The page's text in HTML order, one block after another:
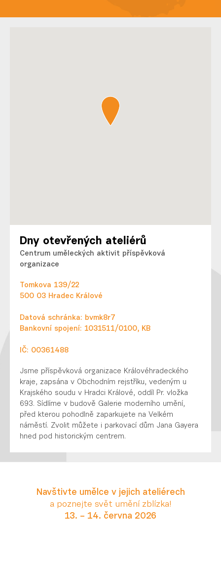
Dny otevřených ateliérů
Centrum uměleckých aktivit příspěvková
organizace
Tomkova 139/22
500 03 Hradec Králové
Datová schránka: bvmk8r7
Bankovní spojení: 1031511/0100, KB
IČ: 00361488
Jsme příspěvková organizace Královéhradeckého
kraje, zapsána v Obchodním rejstříku, vedeným u
Krajského soudu v Hradci Králové, oddíl Pr. vložka
693. Sídlíme v budově Galerie moderního umění,
před kterou pohodlně zaparkujete na Velkém
náměstí. Zvolit můžete i parkovací dům Jana Gayera
hned pod historickým centrem.
Navštivte umělce v jejich ateliérech
a poznejte svět umění zblízka!
13. – 14. června 2026